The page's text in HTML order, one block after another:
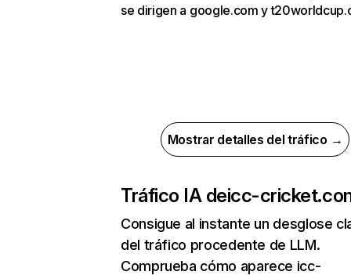
se dirigen a google.com y
Mostrar detalles del tráfico →
Tráfico IA deicc-
Consigue al instante un desglose
del tráfico procedente de LLM.
Comprueba cómo aparece icc-